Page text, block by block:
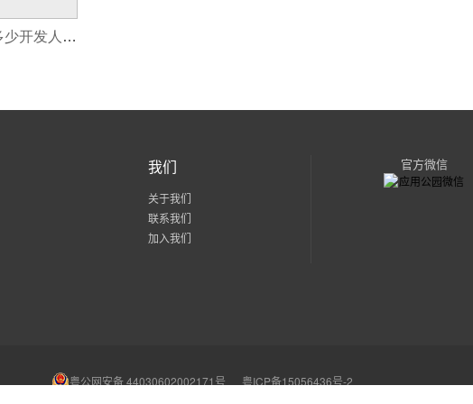
开发一款APP需要多少开发人员,开发五金APP多少钱
我们
关于我们
联系我们
加入我们
官方微信
粤公网安备 44030602002171号 粤ICP备15056436号-2